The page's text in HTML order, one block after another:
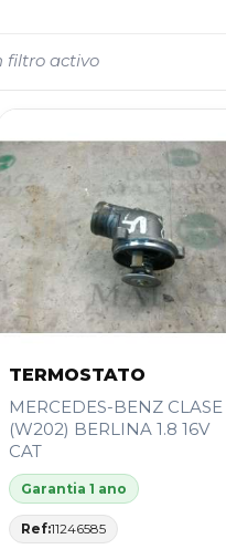
filtro activo
TERMOSTATO
MERCEDES-BENZ CLASE
(W202) BERLINA 1.8 16V
CAT
Garantia 1 ano
Ref:11246585